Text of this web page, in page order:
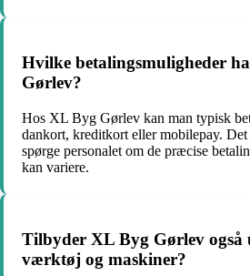
Hvilke betalingsmuligheder
Gørlev?
Hos XL Byg Gørlev kan man typisk
dankort, kreditkort eller mobilepay.
spørge personalet om de præcise
kan variere.
Tilbyder XL Byg Gørlev også
værktøj og maskiner?